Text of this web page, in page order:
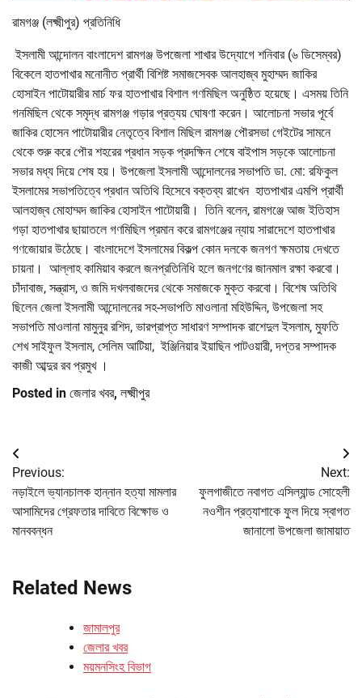
রামগঞ্জ (লক্ষ্মীপুর) প্রতিনিধি
ইসলামী আন্দোলন বাংলাদেশ রামগঞ্জ উপজেলা শাখার উদ্যোগে শনিবার (৬ ডিসেম্বর)
বিকেলে হাতপাখার মনোনীত প্রার্থী বিশিষ্ট সমাজসেবক আলহাজ্ব মুহাম্মদ জাকির
হোসাইন পাটোয়ারীর মার্চ ফর হাতপাখার বিশাল গণমিছিল অনুষ্ঠিত হয়েছে। এসময় তিনি
গনমিছিল থেকে সমৃদ্ধ রামগঞ্জ গড়ার প্রত্যয় ঘোষণা করেন। আলোচনা সভার পূর্বে
জাকির হোসেন পাটোয়ারীর নেতৃত্বে বিশাল মিছিল রামগঞ্জ পৌরসভা গেইটের সামনে
থেকে শুরু করে পৌর শহরের প্রধান সড়ক প্রদক্ষিন শেষে বাইপাস সড়কে আলোচনা
সভার মধ্য দিয়ে শেষ হয়। উপজেলা ইসলামী আন্দোলনের সভাপতি ডা. মো: রফিকুল
ইসলামের সভাপতিত্বে প্রধান অতিথি হিসেবে বক্তব্য রাখেন হাতপাখার এমপি প্রার্থী
আলহাজ্ব মোহাম্মদ জাকির হোসাইন পাটোয়ারী। তিনি বলেন, রামগঞ্জে আজ ইতিহাস
গড়া হাতপাখার ছায়াতলে গণমিছিল প্রমান করে রামগঞ্জের ন্যায় সারাদেশে হাতপাখার
গণজোয়ার উঠেছে। বাংলাদেশে ইসলামের বিকল্প কোন দলকে জনগণ ক্ষমতায় দেখতে
চায়না। আল্লাহ কামিয়াব করলে জনপ্রতিনিধি হলে জনগণের জানমাল রক্ষা করবো।
চাঁদাবাজ, সন্ত্রাস, ও জমি দখলবাজদের থেকে সমাজকে মুক্ত করবো। বিশেষ অতিথি
ছিলেন জেলা ইসলামী আন্দোলনের সহ-সভাপতি মাওলানা মহিউদ্দিন, উপজেলা সহ
সভাপতি মাওলানা মামুনুর রশিদ, ভারপ্রাপ্ত সাধারণ সম্পাদক রাশেদুল ইসলাম, মুফতি
শেখ সাইফুল ইসলাম, সেলিম আটিয়া, ইঞ্জিনিয়ার ইয়াছিন পাটওয়ারী, দপ্তর সম্পাদক
কাজী আব্দুর রব প্রমুখ ।
Posted in জেলার খবর, লক্ষ্মীপুর
Post
navigation
Previous:
নড়াইলে ভ্যানচালক হান্নান হত্যা মামলার
আসামিদের গ্রেফতার দাবিতে বিক্ষোভ ও
মানববন্ধন
Next:
ফুলগাজীতে নবাগত এসিল্যান্ড সোহেলী
নওশীন প্রত্যাশাকে ফুল দিয়ে স্বাগত
জানালো উপজেলা জামায়াত
Related News
জামালপুর
জেলার খবর
ময়মনসিংহ বিভাগ